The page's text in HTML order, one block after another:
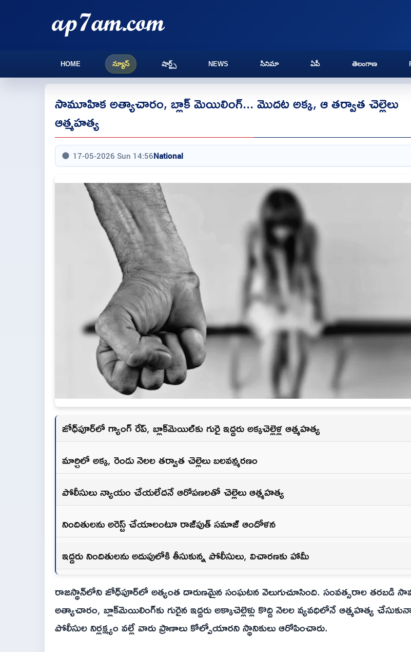
HOME న్యూస్ షార్ట్స్ NEWS సినిమా ఏపీ తెలంగాణ
సామూహిక అత్యాచారం, బ్లాక్ మెయిలింగ్... మొదట అక్క, ఆ తర్వాత చెల్లెలు
ఆత్మహత్య
17-05-2026 Sun 14:56National
జోధ్‌పూర్‌లో గ్యాంగ్ రేప్, బ్లాక్‌మెయిల్‌కు గురై ఇద్దరు అక్కచెల్లెళ్ల ఆత్మహత్య
మార్చిలో అక్క, రెండు నెలల తర్వాత చెల్లెలు బలవన్మరణం
పోలీసులు న్యాయం చేయలేదనే ఆరోపణలతో చెల్లెలు ఆత్మహత్య
నిందితులను అరెస్ట్ చేయాలంటూ రాజ్‌పుత్ సమాజ్ ఆందోళన
ఇద్దరు నిందితులను అదుపులోకి తీసుకున్న పోలీసులు, విచారణకు హామీ
రాజస్థాన్‌లోని జోధ్‌పూర్‌లో అత్యంత దారుణమైన సంఘటన వెలుగుచూసింది. సంవత్సరాల తరబడి
అత్యాచారం, బ్లాక్‌మెయిలింగ్‌కు గురైన ఇద్దరు అక్కాచెల్లెళ్లు కొద్ది నెలల వ్యవధిలోనే ఆత్మహత్య
పోలీసుల నిర్లక్ష్యం వల్లే వారు ప్రాణాలు కోల్పోయారని స్థానికులు ఆరోపించారు.